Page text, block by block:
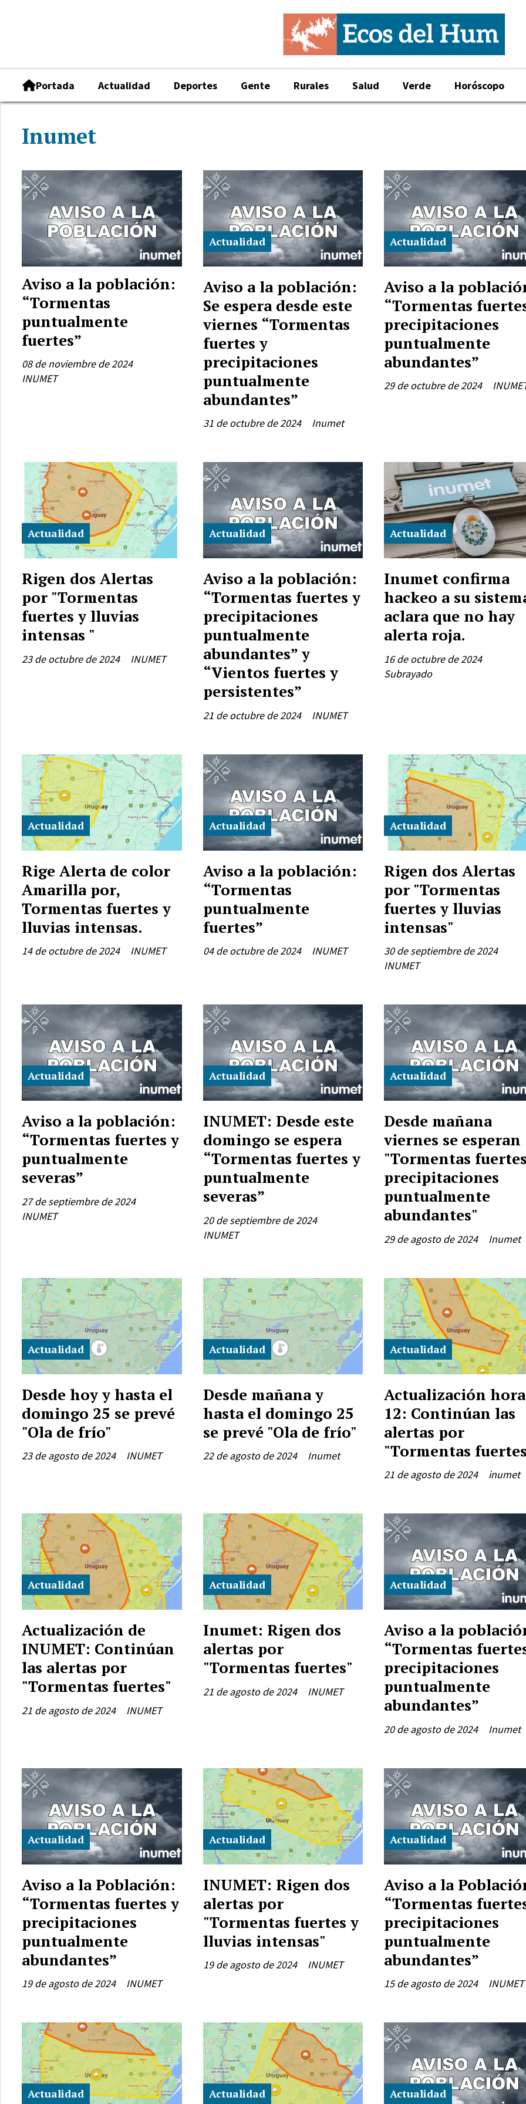
Portada Actualidad Deportes Gente Rurales Salud Verde Horóscopo
Inumet
Aviso a la población:
“Tormentas
puntualmente
fuertes”
INUMET
08 de noviembre de 2024
Aviso a la población:
Se espera desde este
viernes “Tormentas
fuertes y
precipitaciones
puntualmente
abundantes”
Inumet
Actualidad
31 de octubre de 2024
Aviso a la
“Tormentas
precipitaciones
puntualmente
abundantes”
Actualidad
29 de octubre de 2024
Rigen dos Alertas
por "Tormentas
fuertes y lluvias
intensas "
INUMET
Actualidad
23 de octubre de 2024
Aviso a la población:
“Tormentas fuertes y
precipitaciones
puntualmente
abundantes” y
“Vientos fuertes y
persistentes”
INUMET
Actualidad
21 de octubre de 2024
Inumet confirma
hackeo a su
aclara que no hay
alerta roja.
Subrayado
Actualidad
16 de octubre de 2024
Rige Alerta de color
Amarilla por,
Tormentas fuertes y
lluvias intensas.
INUMET
Actualidad
14 de octubre de 2024
Aviso a la población:
“Tormentas
puntualmente
fuertes”
INUMET
Actualidad
04 de octubre de 2024
Rigen dos Alertas
por "Tormentas
fuertes y lluvias
intensas"
INUMET
Actualidad
30 de septiembre de 2024
Aviso a la población:
“Tormentas fuertes y
puntualmente
severas”
INUMET
Actualidad
27 de septiembre de 2024
INUMET: Desde este
domingo se espera
“Tormentas fuertes y
puntualmente
severas”
INUMET
Actualidad
20 de septiembre de 2024
Desde mañana
viernes se esperan
"Tormentas
precipitaciones
puntualmente
abundantes"
Inumet
Actualidad
29 de agosto de 2024
Desde hoy y hasta el
domingo 25 se prevé
"Ola de frío"
INUMET
Actualidad
23 de agosto de 2024
Desde mañana y
hasta el domingo 25
se prevé "Ola de frío"
Inumet
Actualidad
22 de agosto de 2024
Actualización hora
12: Continúan las
alertas por
"Tormentas
inumet
Actualidad
21 de agosto de 2024
Actualización de
INUMET: Continúan
las alertas por
"Tormentas fuertes"
INUMET
Actualidad
21 de agosto de 2024
Inumet: Rigen dos
alertas por
"Tormentas fuertes"
INUMET
Actualidad
21 de agosto de 2024
Aviso a la
“Tormentas
precipitaciones
puntualmente
abundantes”
Inumet
Actualidad
20 de agosto de 2024
Aviso a la Población:
“Tormentas fuertes y
precipitaciones
puntualmente
abundantes”
INUMET
Actualidad
19 de agosto de 2024
INUMET: Rigen dos
alertas por
"Tormentas fuertes y
lluvias intensas"
INUMET
Actualidad
19 de agosto de 2024
Aviso a la
“Tormentas
precipitaciones
puntualmente
abundantes”
INUMET
Actualidad
15 de agosto de 2024
Actualidad Actualidad Actualidad